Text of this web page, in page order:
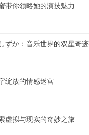
带你领略她的演技魅力
ずか：音乐世界的双星奇迹
绽放的情感迷宫
虚拟与现实的奇妙之旅